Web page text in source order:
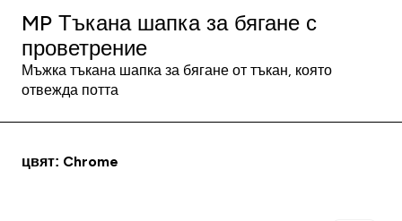
MP Тъкана шапка за бягане с
проветрение
Мъжка тъкана шапка за бягане от тъкан, която
отвежда потта
цвят: Chrome